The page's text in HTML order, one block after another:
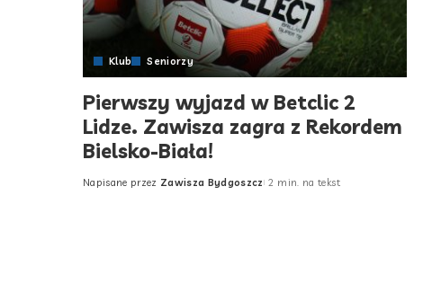
Klub Seniorzy
Pierwszy wyjazd w Betclic 2
Lidze. Zawisza zagra z Rekordem
Bielsko-Biała!
Posted
Napisane przez Zawisza Bydgoszcz 2 min. na tekst